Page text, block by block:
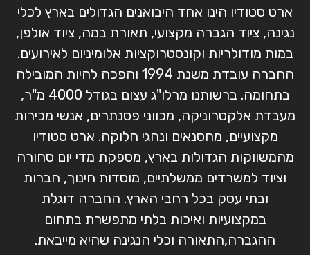
ארט סטודיו הינו אחד היבואנים הגדולים בארץ לכלי
נגינה, ציוד הגברה מקצועי, תאורת במה, ציוד אולפן,
במות מודולריות וקונסטרוקציות אלומיניום לאירועים.
החברה עובדת משנת 1994 והפכה להיות המובילה
בתחומה. ברשותנו מרלו"ג עצום בגודל 4000 מ"ר,
מעבדת אלקטרוניקה, מכווני פסנתרים, אנשי מכירות
מקצועיים, מחסנאים ונהגי חלוקה. ארט סטודיו
מהמשווקות הגדולות בארץ, מספקת מדי יום סחורה
וציוד למשרדים ממשלתיים, מוסדות חינוך, חברות
ובתי עסק בכל רחבי הארץ. החברה דוגלת
במקצועיות ואיכות בלתי מתפשרת בתחום
ההגברה,התאורה וכלי הנגינה שהיא מייבאת.